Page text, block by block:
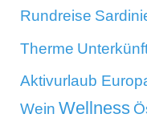
Rundreise
Therme
Aktivurlaub
Wein Wellness